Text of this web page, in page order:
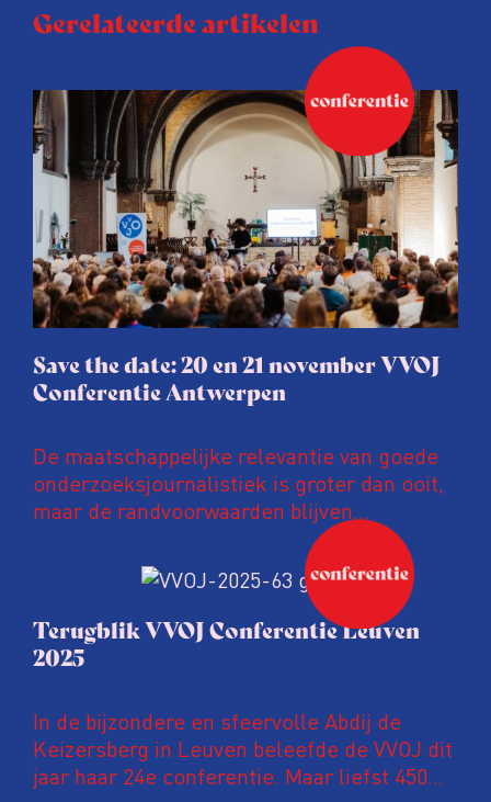
Gerelateerde artikelen
Save the date: 20 en 21 november VVOJ
Conferentie Antwerpen
De maatschappelijke relevantie van goede
onderzoeksjournalistiek is groter dan ooit,
maar de randvoorwaarden blijven
kwetsbaar. Tijdens de komende VVOJ
Conferentie duiken we in De
ongemakkelijke werkelijkheid: een eerlijke
en urgente blik op de staat van ons vak.
Terugblik VVOJ Conferentie Leuven
2025
In de bijzondere en sfeervolle Abdij de
Keizersberg in Leuven beleefde de VVOJ dit
jaar haar 24e conferentie. Maar liefst 450